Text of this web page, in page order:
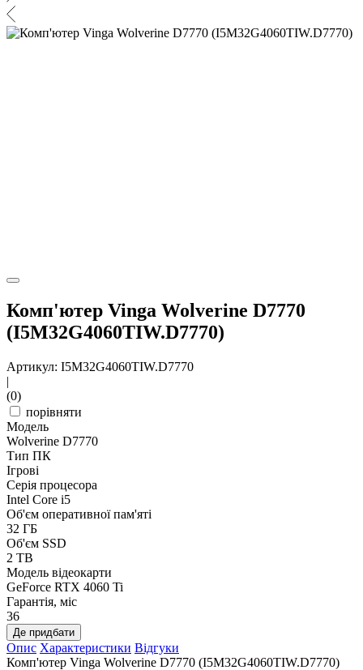
Комп'ютер Vinga Wolverine D7770
(I5M32G4060TIW.D7770)
Артикул: I5M32G4060TIW.D7770
|
(0)
порівняти
Модель
Wolverine D7770
Тип ПК
Ігрові
Серія процесора
Intel Core i5
Об'єм оперативної пам'яті
32 ГБ
Об'єм SSD
2 TB
Модель відеокарти
GeForce RTX 4060 Ti
Гарантія, міс
36
Де придбати
Опис Характеристики Відгуки
Комп'ютер Vinga Wolverine D7770 (I5M32G4060TIW.D7770)